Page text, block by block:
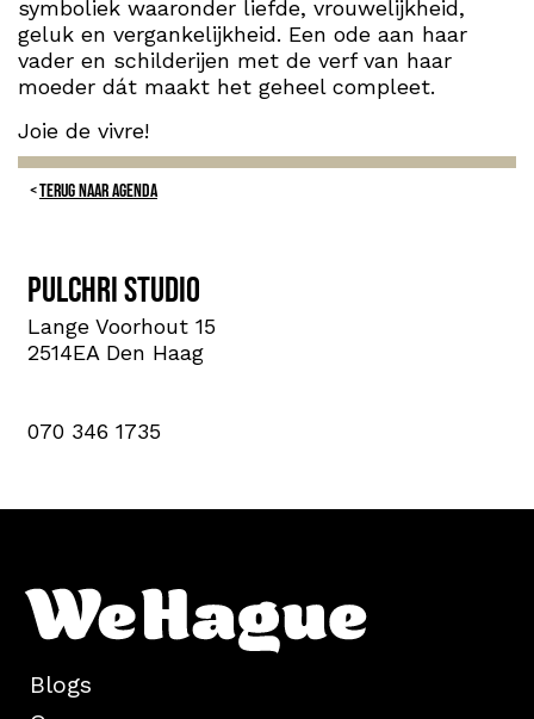
symboliek waaronder liefde, vrouwelijkheid,
geluk en vergankelijkheid. Een ode aan haar
vader en schilderijen met de verf van haar
moeder dát maakt het geheel compleet.
Joie de vivre!
TERUG NAAR AGENDA
Pulchri Studio
Lange Voorhout 15
2514EA Den Haag
070 346 1735
Blogs